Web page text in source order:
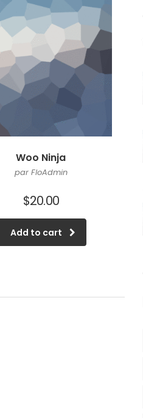
Woo Ninja
par FloAdmin
$20.00
Add to cart